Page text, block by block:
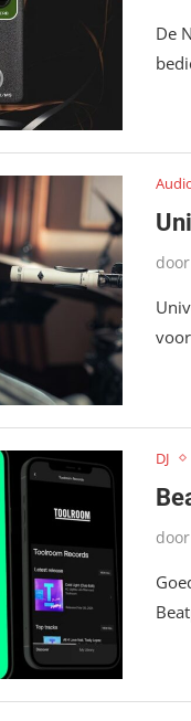
De
door
DJ
door